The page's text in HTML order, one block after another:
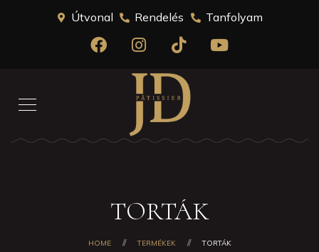
Útvonal Rendelés Tanfolyam
TORTÁK
HOME TERMÉKEK TORTÁK